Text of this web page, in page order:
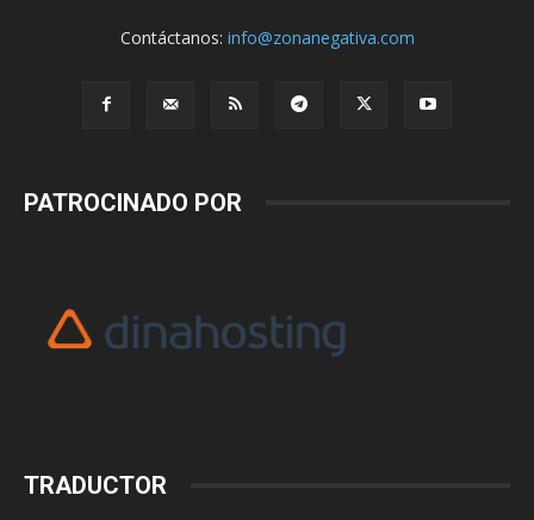
Contáctanos: info@zonanegativa.com
PATROCINADO POR
TRADUCTOR